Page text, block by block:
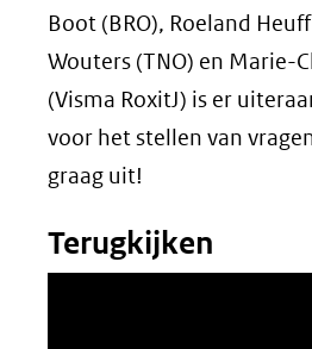
Boot (BRO), Roeland
Wouters (TNO) en Marie-
(Visma RoxitJ) is er
voor het stellen van
graag uit!
Terugkijken